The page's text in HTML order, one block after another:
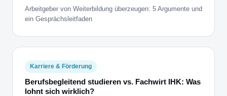
Arbeitgeber von Weiterbildung überzeugen: 5 Argumente und
ein Gesprächsleitfaden
Karriere & Förderung
Berufsbegleitend studieren vs. Fachwirt IHK: Was
lohnt sich wirklich?